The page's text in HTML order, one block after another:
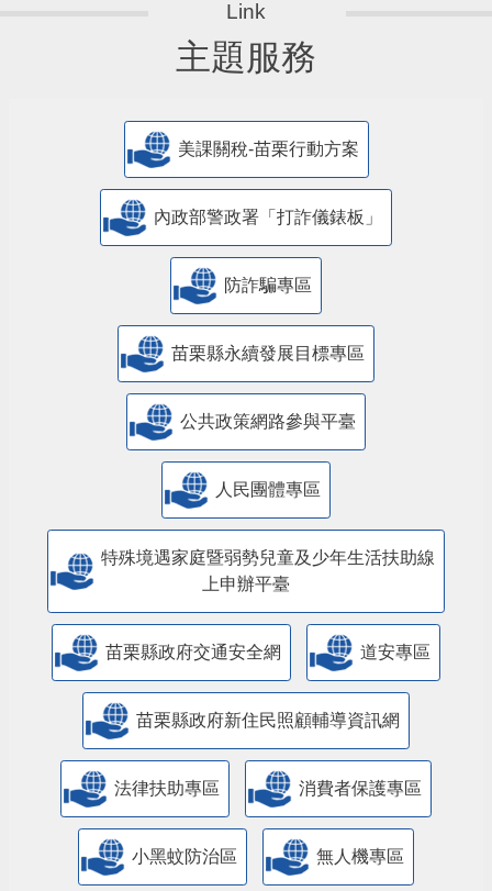
主題服務
美課關稅-苗栗行動方案
內政部警政署「打詐儀錶板」
防詐騙專區
苗栗縣永續發展目標專區
公共政策網路參與平臺
人民團體專區
特殊境遇家庭暨弱勢兒童及少年生活扶助線
上申辦平臺
苗栗縣政府交通安全網 道安專區
苗栗縣政府新住民照顧輔導資訊網
法律扶助專區 消費者保護專區
小黑蚊防治區 無人機專區